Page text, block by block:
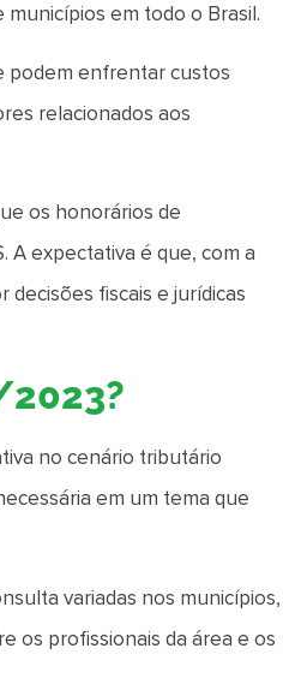
em todo o Brasil.
podem enfrentar custos
relacionados aos
os honorários de
A expectativa é que, com a
fiscais e jurídicas
2023?
no cenário tributário
em um tema que
variadas nos municípios,
os profissionais da área e os